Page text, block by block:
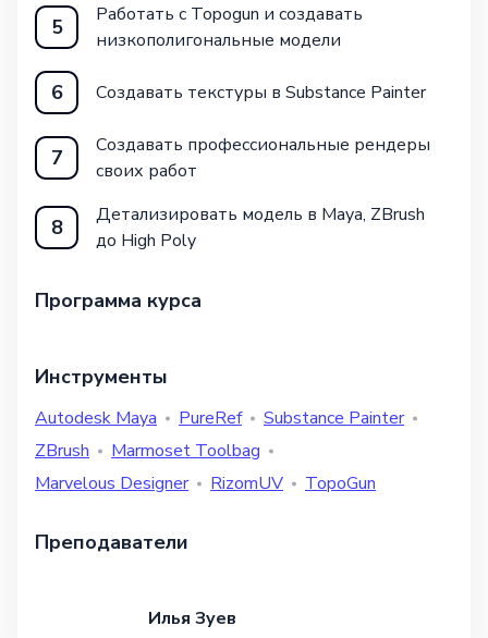
5
Работать с Topogun и создавать
низкополигональные модели
6 Создавать текстуры в Substance Painter
7
Создавать профессиональные рендеры
своих работ
8
Детализировать модель в Maya, ZBrush
до High Poly
Программа курса
Инструменты
Autodesk Maya PureRef
Substance Painter
ZBrush
Marmoset Toolbag
Marvelous Designer
RizomUV TopoGun
Преподаватели
Илья Зуев